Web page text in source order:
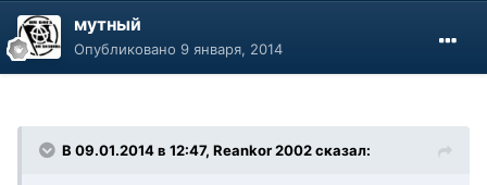
мутный
Опубликовано 9 января, 2014
В 09.01.2014 в 12:47, Reankor 2002 сказал: